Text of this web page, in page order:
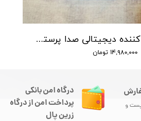
(ULTRA) ضبط کننده دیجیتالی صدا پرستیژ - 10 روز ضبط متوالی -مگنتی- کیفیت 350db - دارای سنسور صدا
۱۴,۹۸۰,۰۰۰ تومان
و
درگاه امن بانکی
پرداخت امن از درگاه
زرین پال